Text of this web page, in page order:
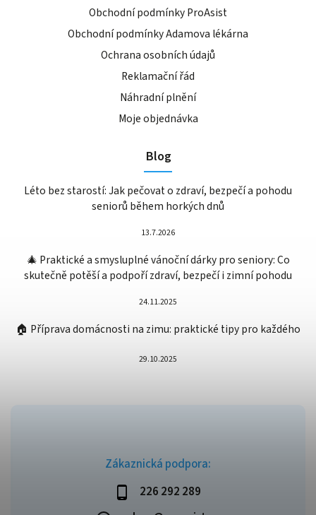
Zákaznická podpora:
226 292 289
Obchodní podmínky ProAsist
Obchodní podmínky Adamova lékárna
Ochrana osobních údajů
Reklamační řád
Náhradní plnění
Moje objednávka
Blog
Léto bez starostí: Jak pečovat o zdraví, bezpečí a pohodu
seniorů během horkých dnů
13.7.2026
🎄 Praktické a smysluplné vánoční dárky pro seniory: Co
skutečně potěší a podpoří zdraví, bezpečí i zimní pohodu
24.11.2025
🏠 Příprava domácnosti na zimu: praktické tipy pro každého
29.10.2025